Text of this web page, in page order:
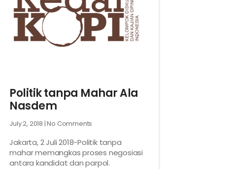
Politik tanpa Mahar Ala
Nasdem
July 2, 2018 No Comments
Jakarta, 2 Juli 2018-Politik tanpa
mahar memangkas proses negosiasi
antara kandidat dan parpol.